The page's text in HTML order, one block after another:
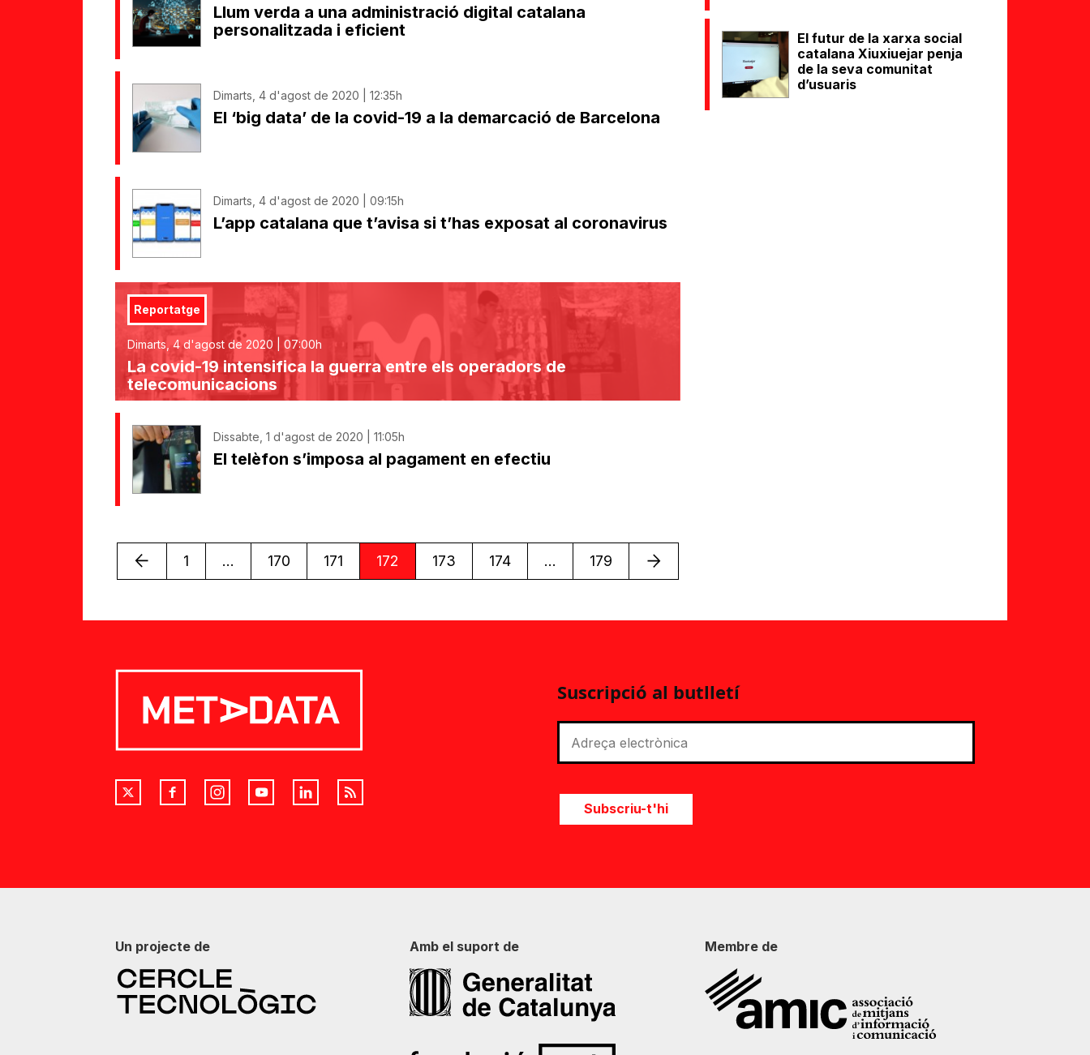
Llum verda a una administració digital catalana
personalitzada i eficient
Dimarts, 4 d'agost de 2020 | 12:35h
El ‘big data’ de la covid-19 a la demarcació de Barcelona
Dimarts, 4 d'agost de 2020 | 09:15h
L’app catalana que t’avisa si t’has exposat al coronavirus
Reportatge
Dimarts, 4 d'agost de 2020 | 07:00h
La covid-19 intensifica la guerra entre els operadors de
telecomunicacions
Dissabte, 1 d'agost de 2020 | 11:05h
El telèfon s’imposa al pagament en efectiu
Anterior
1 ... 170 171 172 173 174 ... 179 Següent
El futur de la xarxa social
catalana Xiuxiuejar penja
de la seva comunitat
d’usuaris
Suscripció al butlletí
Subscriu-t'hi
Un projecte de Amb el suport de Membre de